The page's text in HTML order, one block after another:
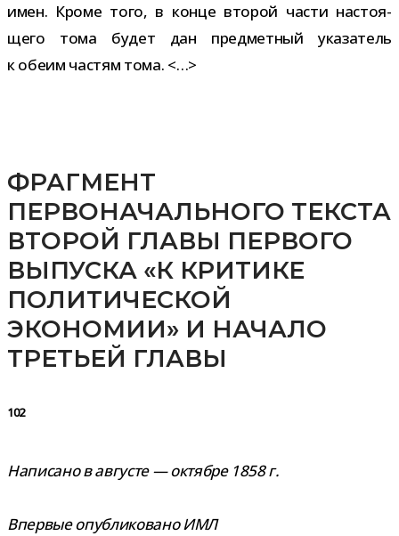
имен. Кроме того, в конце вто­рой части насто­я­
щего тома будет дан пред­мет­ный ука­за­тель
к обеим частям тома. <…>
ФРАГМЕНТ
ПЕРВОНАЧАЛЬНОГО ТЕКСТА
ВТОРОЙ ГЛАВЫ ПЕРВОГО
ВЫПУСКА «К КРИТИКЕ
ПОЛИТИЧЕСКОЙ
ЭКОНОМИИ» И НАЧАЛО
ТРЕТЬЕЙ ГЛАВЫ
102
Написано в авгу­сте — октябре 1858 г.
Впервые опуб­ли­ко­вано ИМЛ